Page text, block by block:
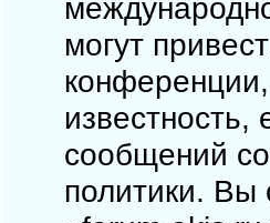
могут
сообщений
политики. Вы